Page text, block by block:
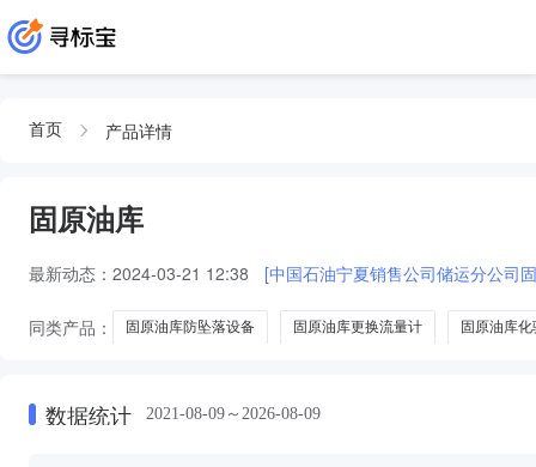
首页 产品详情
固原油库
最新动态： 2024-03-21 12:38 [中国石油宁夏销售公司储运分公司
同类产品： 固原油库防坠落设备 固原油库更换流量计 固原油库
数据统计 2021-08-09～2026-08-09